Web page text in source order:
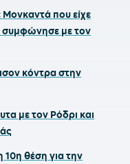
που είχε
συμφώνησε με τον
κόντρα στην
με τον Ρόδρι και
θέση για την